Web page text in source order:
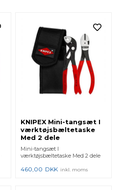
KNIPEX Mini-tangsæt I
værktøjsbæltetaske
Med 2 dele
Mini-tangsæt I
værktøjsbæltetaske Med 2 dele
460,00 DKK inkl. moms